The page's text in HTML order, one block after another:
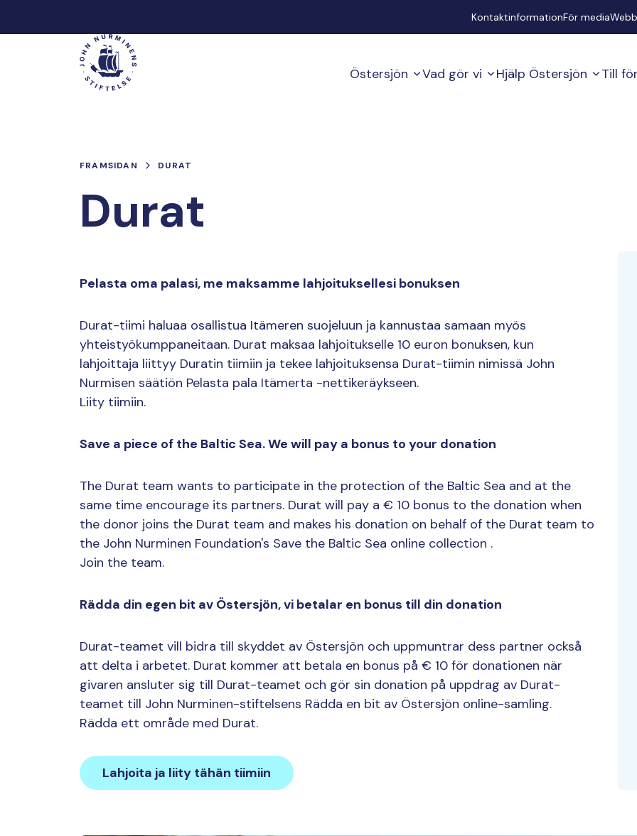
KontaktinformationFör media
Main Östersjön Vad gör vi Hjälp Östersjön Till
FRAMSIDAN DURAT
Durat
Pelasta oma palasi, me maksamme lahjoituksellesi bonuksen
Durat-tiimi haluaa osallistua Itämeren suojeluun ja kannustaa samaan myös
yhteistyökumppaneitaan. Durat maksaa lahjoitukselle 10 euron bonuksen, kun
lahjoittaja liittyy Duratin tiimiin ja tekee lahjoituksensa Durat-tiimin nimissä John
Nurmisen säätiön Pelasta pala Itämerta -nettikeräykseen.
Liity tiimiin.
Save a piece of the Baltic Sea. We will pay a bonus to your donation
The Durat team wants to participate in the protection of the Baltic Sea and at the
same time encourage its partners. Durat will pay a € 10 bonus to the donation when
the donor joins the Durat team and makes his donation on behalf of the Durat team to
the John Nurminen Foundation's Save the Baltic Sea online collection .
Join the team.
Rädda din egen bit av Östersjön, vi betalar en bonus till din donation
Durat-teamet vill bidra till skyddet av Östersjön och uppmuntrar dess partner också
att delta i arbetet. Durat kommer att betala en bonus på € 10 för donationen när
givaren ansluter sig till Durat-teamet och gör sin donation på uppdrag av Durat-
teamet till John Nurminen-stiftelsens Rädda en bit av Östersjön online-samling.
Rädda ett område med Durat.
Lahjoita ja liity tähän tiimiin